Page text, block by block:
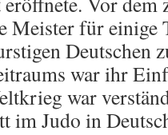
Meister für einige
Deutschen
war ihr
war
im Judo in